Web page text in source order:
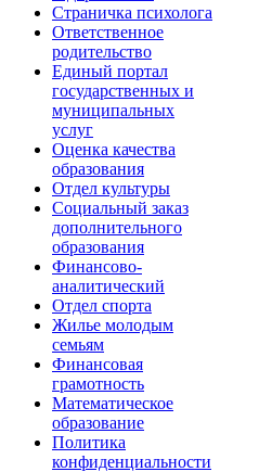
Страничка психолога
Ответственное
родительство
Единый портал
государственных и
муниципальных
услуг
Оценка качества
образования
Отдел культуры
Социальный заказ
дополнительного
образования
Финансово-
аналитический
Отдел спорта
Жилье молодым
семьям
Финансовая
грамотность
Математическое
образование
Политика
конфиденциальности